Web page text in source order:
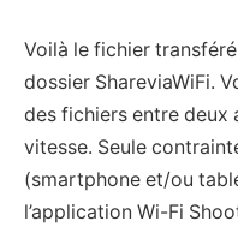
Voilà le fichier
dossier ShareviaWiFi.
des fichiers entre deux
vitesse. Seule
(smartphone et/ou
l’application Wi-Fi